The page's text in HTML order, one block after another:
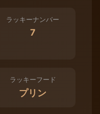
ラッキーナンバー
7
ラッキーフード
プリン